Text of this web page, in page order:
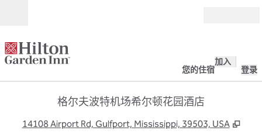
您的住宿
加入
登录
格尔夫波特机场希尔顿花园酒店
14108 Airport Rd, Gulfport, Mississippi, 39503, USA ,